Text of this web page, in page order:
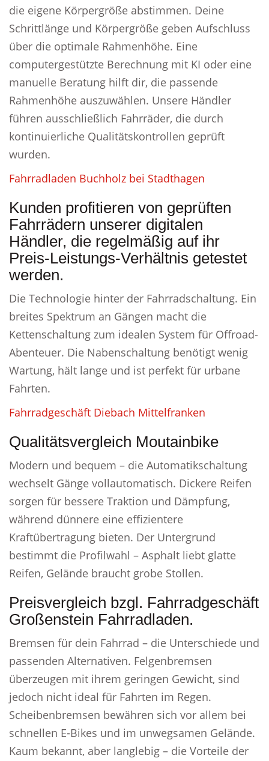
die eigene Körpergröße abstimmen. Deine
Schrittlänge und Körpergröße geben Aufschluss
über die optimale Rahmenhöhe. Eine
computergestützte Berechnung mit KI oder eine
manuelle Beratung hilft dir, die passende
Rahmenhöhe auszuwählen. Unsere Händler
führen ausschließlich Fahrräder, die durch
kontinuierliche Qualitätskontrollen geprüft
wurden.
Fahrradladen Buchholz bei Stadthagen
Kunden profitieren von geprüften
Fahrrädern unserer digitalen
Händler, die regelmäßig auf ihr
Preis-Leistungs-Verhältnis getestet
werden.
Die Technologie hinter der Fahrradschaltung. Ein
breites Spektrum an Gängen macht die
Kettenschaltung zum idealen System für Offroad-
Abenteuer. Die Nabenschaltung benötigt wenig
Wartung, hält lange und ist perfekt für urbane
Fahrten.
Fahrradgeschäft Diebach Mittelfranken
Qualitätsvergleich Moutainbike
Modern und bequem – die Automatikschaltung
wechselt Gänge vollautomatisch. Dickere Reifen
sorgen für bessere Traktion und Dämpfung,
während dünnere eine effizientere
Kraftübertragung bieten. Der Untergrund
bestimmt die Profilwahl – Asphalt liebt glatte
Reifen, Gelände braucht grobe Stollen.
Preisvergleich bzgl. Fahrradgeschäft
Großenstein Fahrradladen.
Bremsen für dein Fahrrad – die Unterschiede und
passenden Alternativen. Felgenbremsen
überzeugen mit ihrem geringen Gewicht, sind
jedoch nicht ideal für Fahrten im Regen.
Scheibenbremsen bewähren sich vor allem bei
schnellen E-Bikes und im unwegsamen Gelände.
Kaum bekannt, aber langlebig – die Vorteile der